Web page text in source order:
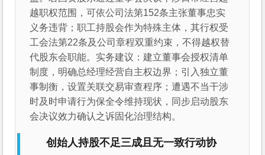
越职权范围，可依公司法第152条主张董事忠实
义务违背；职工持股会作为特殊主体，其行权受
工会法第22条及公司章程双重约束，不得越权替
代股东会职能。实务建议：建立董事会授权清单
制度，明确总经理经营自主权边界；引入独立董
事制衡，设置关联交易审查程序；遭遇不当干涉
时及时申请行为保全令维持现状，同步启动股东
会决议效力确认之诉固化治理结构。
创始人持股不足三成且无一致行动协